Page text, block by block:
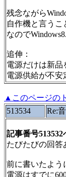
残念ながら
自作機と言うこ
なので
追伸：
電源だけは新品
電源供給が不安
▲このページの
513534
Re:
記事番号513532
たびたびの回答
前に書いたよう
電源はすでに